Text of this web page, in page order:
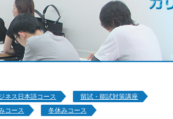
ネス日本語コース
留試・能試対策講座
コース 冬休みコース